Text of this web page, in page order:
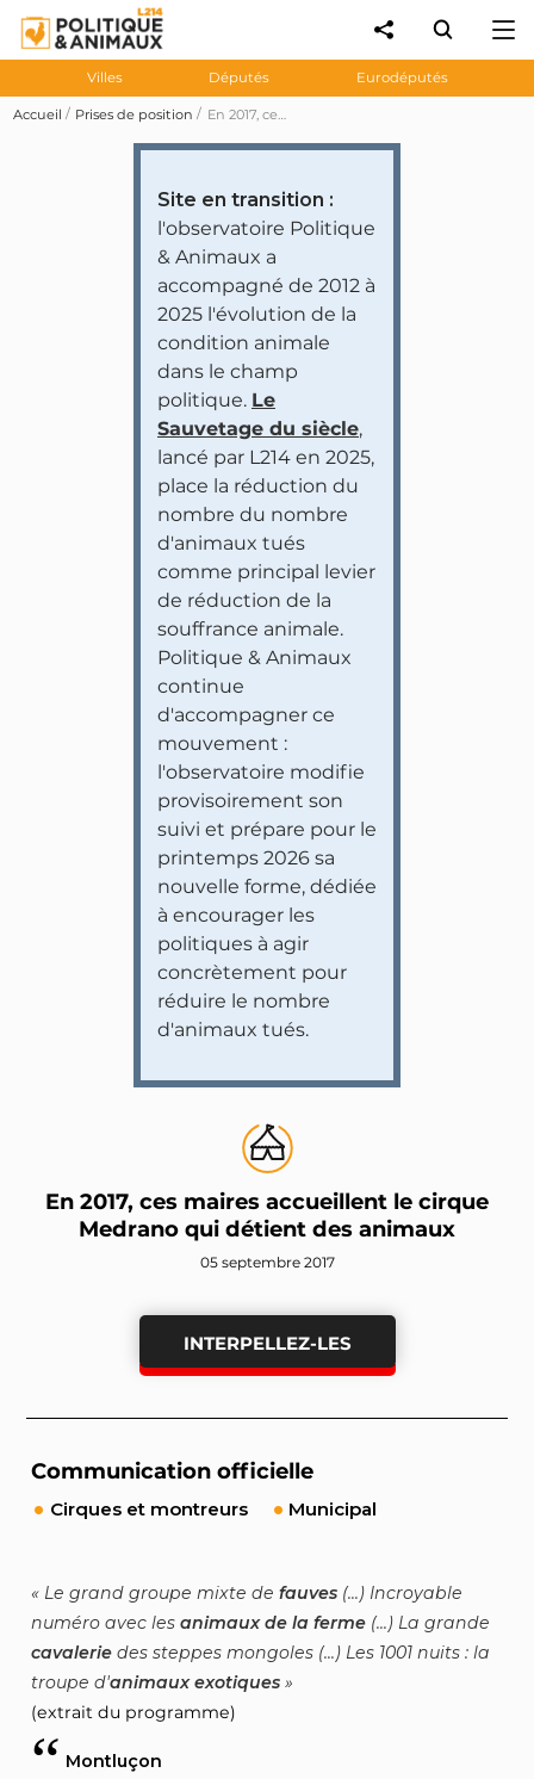
Villes Députés Eurodéputés
Accueil Prises de position En 2017, ces maires accueillent le cirque Medrano qui détient des animaux
Site en transition :
l'observatoire Politique
& Animaux a
accompagné de 2012 à
2025 l'évolution de la
condition animale
dans le champ
politique. Le
Sauvetage du siècle,
lancé par L214 en 2025,
place la réduction du
nombre du nombre
d'animaux tués
comme principal levier
de réduction de la
souffrance animale.
Politique & Animaux
continue
d'accompagner ce
mouvement :
l'observatoire modifie
provisoirement son
suivi et prépare pour le
printemps 2026 sa
nouvelle forme, dédiée
à encourager les
politiques à agir
concrètement pour
réduire le nombre
d'animaux tués.
En 2017, ces maires accueillent le cirque
Medrano qui détient des animaux
05 septembre 2017
INTERPELLEZ-LES
Communication officielle
Cirques et montreurs Municipal
Le grand groupe mixte defauves (...) Incroyable
numéro avec lesanimaux de la ferme (...) La grande
cavalerie des steppes mongoles (...) Les 1001 nuits : la
troupe d'animaux exotiques
(extrait du programme)
Montluçon